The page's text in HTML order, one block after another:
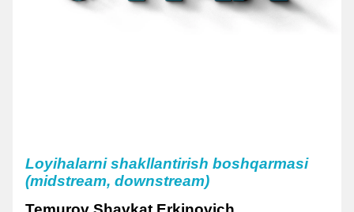
Loyihalarni shakllantirish boshqarmasi
(midstream, downstream)